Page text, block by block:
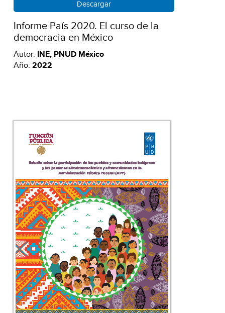
Descargar
Informe País 2020. El curso de la
democracia en México
Autor: INE, PNUD México
Año: 2022